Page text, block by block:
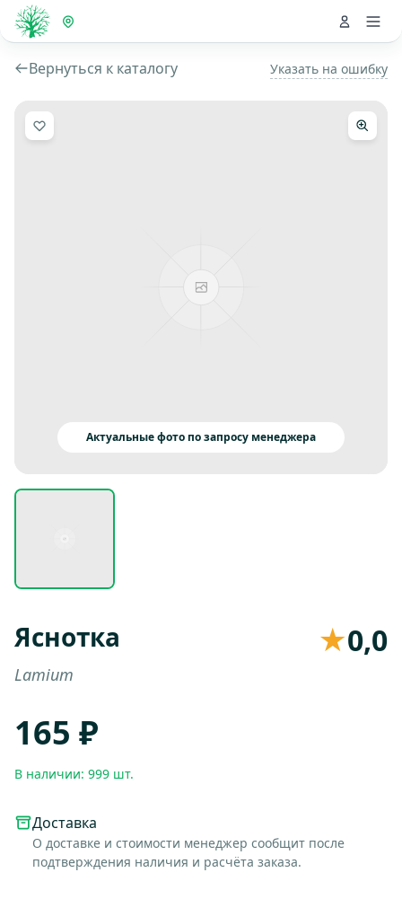
Вернуться к каталогу Указать на ошибку
Актуальные фото по запросу менеджера
Яснотка ★0,0
Lamium
165 ₽
В наличии: 999 шт.
Доставка
О доставке и стоимости менеджер сообщит после
подтверждения наличия и расчёта заказа.